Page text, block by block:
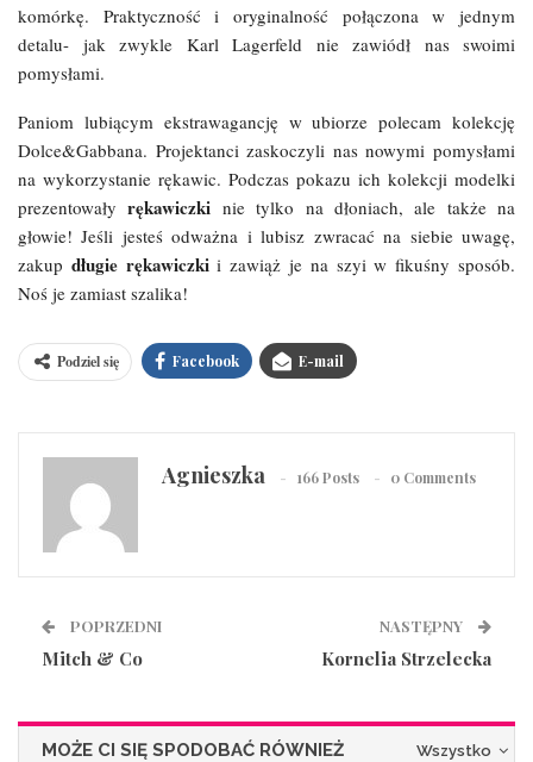
komórkę. Praktyczność i oryginalność połączona w jednym
detalu- jak zwykle Karl Lagerfeld nie zawiódł nas swoimi
pomysłami.
Paniom lubiącym ekstrawagancję w ubiorze polecam kolekcję
Dolce&Gabbana. Projektanci zaskoczyli nas nowymi pomysłami
na wykorzystanie rękawic. Podczas pokazu ich kolekcji modelki
prezentowałyrękawiczki nie tylko na dłoniach, ale także na
głowie! Jeśli jesteś odważna i lubisz zwracać na siebie uwagę,
zakup długie rękawiczkii zawiąż je na szyi w fikuśny sposób.
Noś je zamiast szalika!
Podziel się Facebook E-mail
Agnieszka 166 Posts 0 Comments
POPRZEDNI
Mitch & Co
NASTĘPNY
Kornelia Strzelecka
Wszystko
MOŻE CI SIĘ SPODOBAĆ RÓWNIEŻ